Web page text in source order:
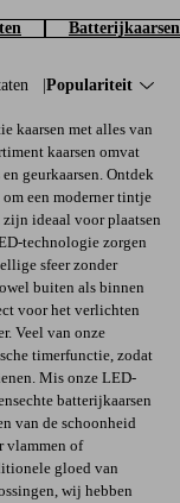
Batterijkaarsen
Sorteer op:
Populariteit
kaarsen met alles van
kaarsen omvat
geurkaarsen. Ontdek
een ​​moderner tintje
ideaal voor plaatsen
technologie zorgen
sfeer zonder
buiten als binnen
voor het verlichten
Veel van onze
timerfunctie, zodat
Mis onze LED-
batterijkaarsen
van de schoonheid
vlammen of
gloed van
wij hebben